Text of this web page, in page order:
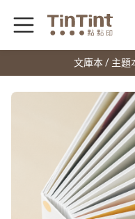
文庫本 / 主題